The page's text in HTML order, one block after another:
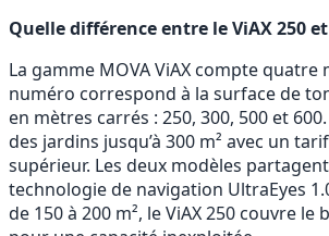
Quelle différence entre le ViAX 250 et
La gamme MOVA ViAX compte quatre
numéro correspond à la surface de
en mètres carrés : 250, 300, 500 et
des jardins jusqu’à 300 m² avec un
supérieur. Les deux modèles
technologie de navigation UltraEyes
de 150 à 200 m², le ViAX 250 couvre le